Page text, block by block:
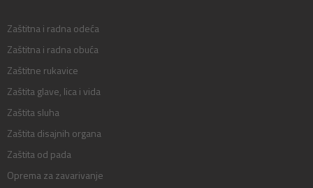
Zaštitna i radna odeća
Zaštitna i radna obuća
Zaštitne rukavice
Zaštita glave, lica i vida
Zaštita sluha
Zaštita disajnih organa
Zaštita od pada
Oprema za zavarivanje